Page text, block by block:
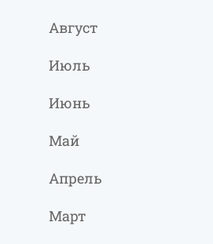
Август
Июль
Июнь
Май
Апрель
Март